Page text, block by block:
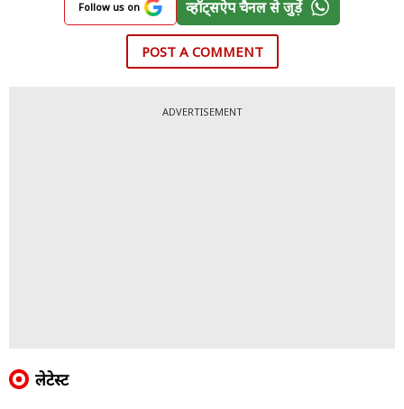
Follow us on व्हॉट्सऐप चैनल से जुड़ें
POST A COMMENT
ADVERTISEMENT
लेटेस्ट